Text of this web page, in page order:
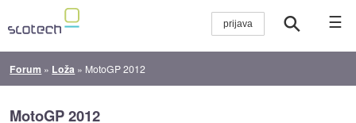
☰
Forum » Loža » MotoGP 2012
MotoGP 2012